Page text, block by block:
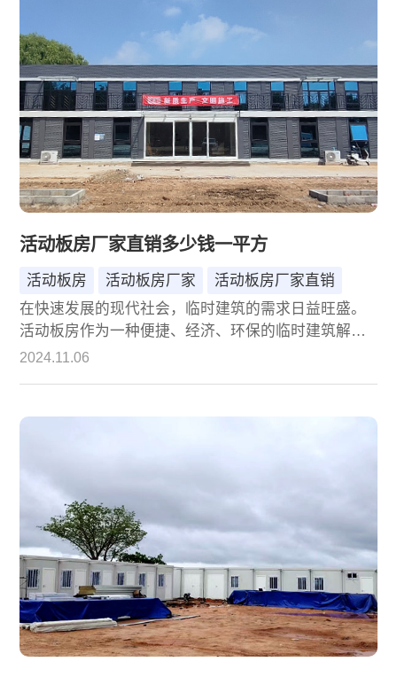
势，为您的选择提供有力参考。
活动板房厂家直销多少钱一平方
活动板房 活动板房厂家
活动板房厂家直销
在快速发展的现代社会，临时建筑的需求日益旺盛。
活动板房作为一种便捷、经济、环保的临时建筑解决
方案，广泛应用于建筑工地、野外作业、仓储物流、
本文将深入探讨活动板房的价格构成、影响因素以及
2024.11.06